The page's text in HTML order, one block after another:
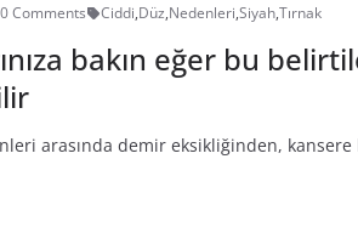
Comments Ciddi,Düz,Nedenleri,Siyah,Tırnak
bakın eğer bu
arasında demir eksikliğinden,